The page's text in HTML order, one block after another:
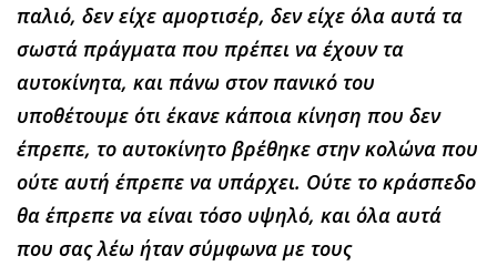
παλιό, δεν είχε αμορτισέρ, δεν είχε όλα αυτά τα
σωστά πράγματα που πρέπει να έχουν τα
αυτοκίνητα, και πάνω στον πανικό του
υποθέτουμε ότι έκανε κάποια κίνηση που δεν
έπρεπε, το αυτοκίνητο βρέθηκε στην κολώνα που
ούτε αυτή έπρεπε να υπάρχει. Ούτε το κράσπεδο
θα έπρεπε να είναι τόσο υψηλό, και όλα αυτά
που σας λέω ήταν σύμφωνα με τους